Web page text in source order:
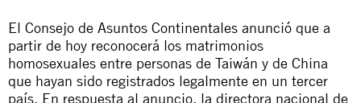
El Consejo de Asuntos Continentales anunció que a
partir de hoy reconocerá los matrimonios
homosexuales entre personas de Taiwán y de China
que hayan sido registrados legalmente en un tercer
país. En respuesta al anuncio, la directora nacional de